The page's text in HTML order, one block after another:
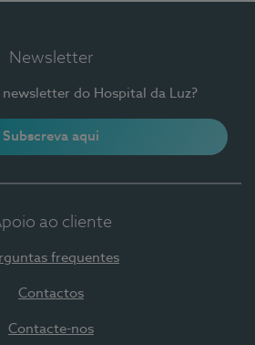
Newsletter
do Hospital da Luz?
Subscreva aqui
ao cliente
frequentes
Contactos
Contacte-nos